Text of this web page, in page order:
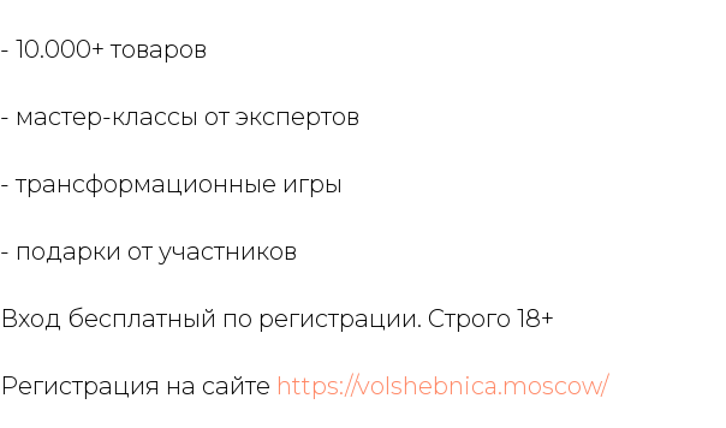
- 10.000+ товаров
- мастер-классы от экспертов
- трансформационные игры
- подарки от участников
Вход бесплатный по регистрации. Строго 18+
Регистрация на сайте https://volshebnica.moscow/